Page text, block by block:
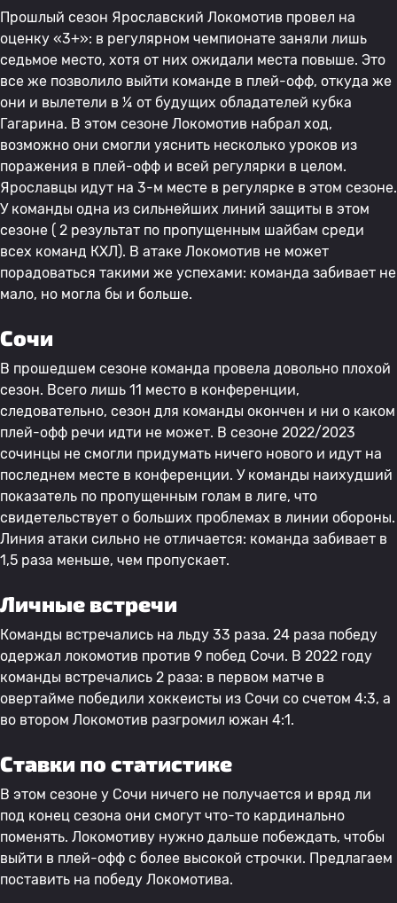
Прошлый сезон Ярославский Локомотив провел на
оценку «3+»: в регулярном чемпионате заняли лишь
седьмое место, хотя от них ожидали места повыше. Это
все же позволило выйти команде в плей-офф, откуда же
они и вылетели в ¼ от будущих обладателей кубка
Гагарина. В этом сезоне Локомотив набрал ход,
возможно они смогли уяснить несколько уроков из
поражения в плей-офф и всей регулярки в целом.
Ярославцы идут на 3-м месте в регулярке в этом сезоне.
У команды одна из сильнейших линий защиты в этом
сезоне ( 2 результат по пропущенным шайбам среди
всех команд КХЛ). В атаке Локомотив не может
порадоваться такими же успехами: команда забивает не
мало, но могла бы и больше.
Сочи
В прошедшем сезоне команда провела довольно плохой
сезон. Всего лишь 11 место в конференции,
следовательно, сезон для команды окончен и ни о каком
плей-офф речи идти не может. В сезоне 2022/2023
сочинцы не смогли придумать ничего нового и идут на
последнем месте в конференции. У команды наихудший
показатель по пропущенным голам в лиге, что
свидетельствует о больших проблемах в линии обороны.
Линия атаки сильно не отличается: команда забивает в
1,5 раза меньше, чем пропускает.
Личные встречи
Команды встречались на льду 33 раза. 24 раза победу
одержал локомотив против 9 побед Сочи. В 2022 году
команды встречались 2 раза: в первом матче в
овертайме победили хоккеисты из Сочи со счетом 4:3, а
во втором Локомотив разгромил южан 4:1.
Ставки по статистике
В этом сезоне у Сочи ничего не получается и вряд ли
под конец сезона они смогут что-то кардинально
поменять. Локомотиву нужно дальше побеждать, чтобы
выйти в плей-офф с более высокой строчки. Предлагаем
поставить на победу Локомотива.